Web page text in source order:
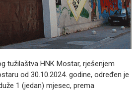
tužilaštva HNK Mostar, rješenjem
od 30.10.2024. godine, određen je
1 (jedan) mjesec, prema